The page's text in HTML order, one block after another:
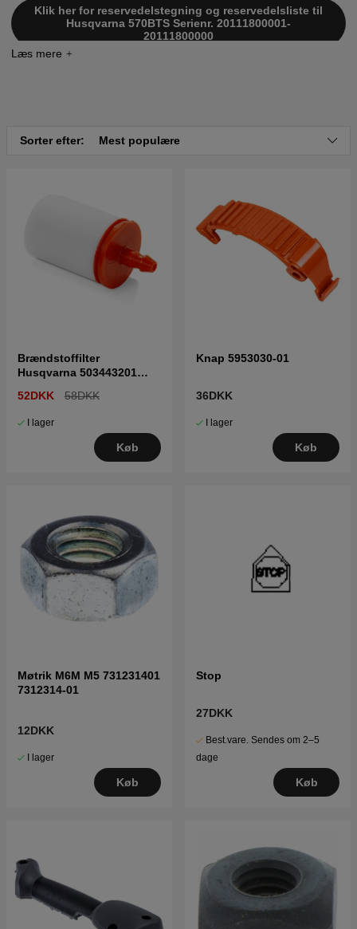
Klik her for reservedelstegning og reservedelsliste til
Husqvarna 570BTS Serienr. 20111800001-
20111800000
Sorter efter: Mest populære
Brændstoffilter
Husqvarna 503443201
52DKK 58DKK
I lager
Køb
Knap 5953030-01
36DKK
I lager
Køb
Møtrik M6M M5 731231401
7312314-01
12DKK
I lager
Køb
Stop
27DKK
Best.vare. Sendes om 2–5
dage
Køb